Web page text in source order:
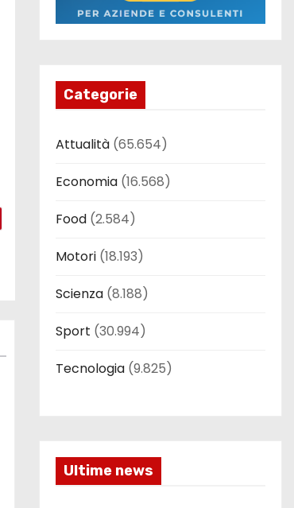
Categorie
Attualità (65.654)
Economia (16.568)
Food (2.584)
Motori (18.193)
Scienza (8.188)
Sport (30.994)
Tecnologia (9.825)
Ultime news